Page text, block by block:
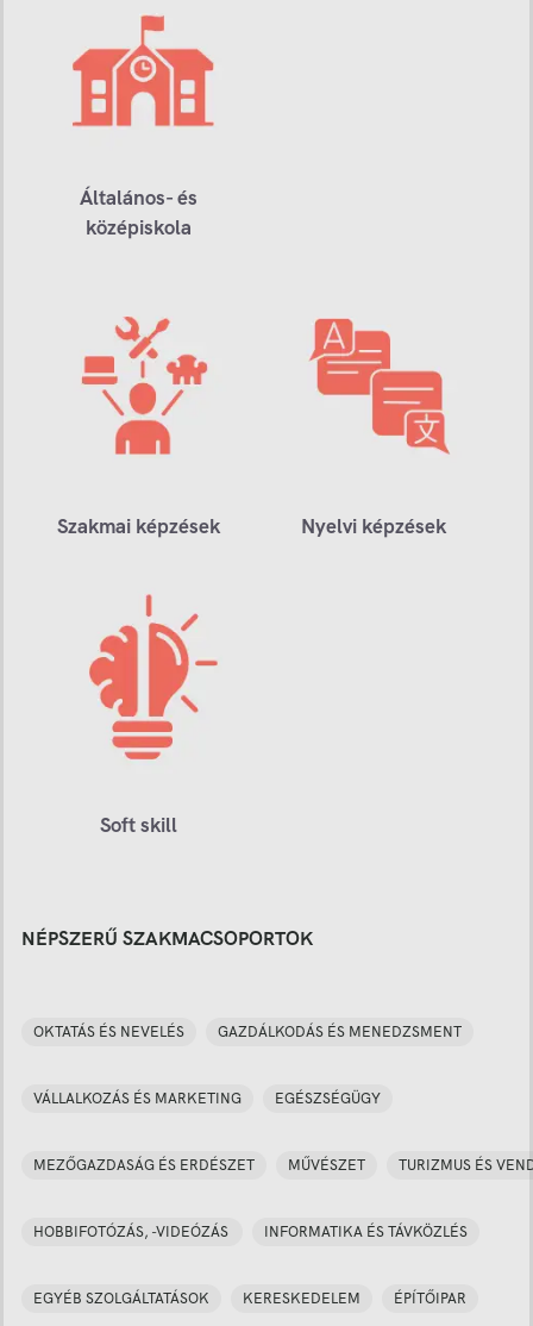
Általános- és
középiskola
Szakmai képzések Nyelvi képzések
Soft skill
NÉPSZERŰ SZAKMACSOPORTOK
OKTATÁS ÉS NEVELÉS GAZDÁLKODÁS ÉS MENEDZSMENT
VÁLLALKOZÁS ÉS MARKETING EGÉSZSÉGÜGY
MEZŐGAZDASÁG ÉS ERDÉSZET MŰVÉSZET TURIZMUS ÉS
HOBBIFOTÓZÁS, -VIDEÓZÁS INFORMATIKA ÉS TÁVKÖZLÉS
EGYÉB SZOLGÁLTATÁSOK KERESKEDELEM ÉPÍTŐIPAR